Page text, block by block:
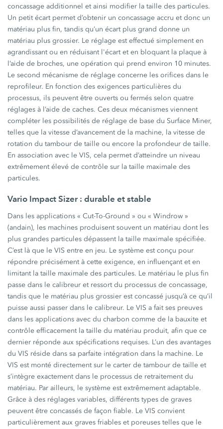
concassage additionnel et ainsi modifier la taille des particules.
Un petit écart permet d’obtenir un concassage accru et donc un
matériau plus fin, tandis qu’un écart plus grand donne un
matériau plus grossier. Le réglage est effectué simplement en
agrandissant ou en réduisant l'écart et en bloquant la plaque à
l’aide de broches, une opération qui prend environ 10 minutes.
Le second mécanisme de réglage concerne les orifices dans le
reprofileur. En fonction des exigences particulières du
processus, ils peuvent être ouverts ou fermés selon quatre
réglages à l’aide de caches. Ces deux mécanismes viennent
compléter les possibilités de réglage de base du Surface Miner,
telles que la vitesse d’avancement de la machine, la vitesse de
rotation du tambour de taille ou encore la profondeur de taille.
En association avec le VIS, cela permet d’atteindre un niveau
extrêmement élevé de contrôle sur la taille maximale des
particules.
Vario Impact Sizer : durable et stable
Dans les applications « Cut-To-Ground » ou « Windrow »
(andain), les machines produisent souvent un matériau dont les
plus grandes particules dépassent la taille maximale spécifiée.
C’est là que le VIS entre en jeu. Le système est conçu pour
répondre précisément à cette exigence, en influençant et en
limitant la taille maximale des particules. Le matériau le plus fin
passe dans le calibreur et ressort du processus de concassage,
tandis que le matériau plus grossier est concassé jusqu’à ce qu’il
puisse aussi passer dans le calibreur. Le VIS a fait ses preuves
dans les applications avec du charbon comme de la bauxite et
contrôle efficacement la taille du matériau produit, afin que ce
dernier réponde aux spécifications requises. L’un des avantages
du VIS réside dans sa parfaite intégration dans la machine. Le
VIS est monté directement sur le carter de tambour de taille et
s’intègre exactement dans le processus de retraitement du
matériau. Par ailleurs, le système est extrêmement adaptable.
Grâce à des réglages variables, différents types de graves
peuvent être concassés de façon fiable. Le VIS convient
particulièrement aux graves friables et poreuses telles que le